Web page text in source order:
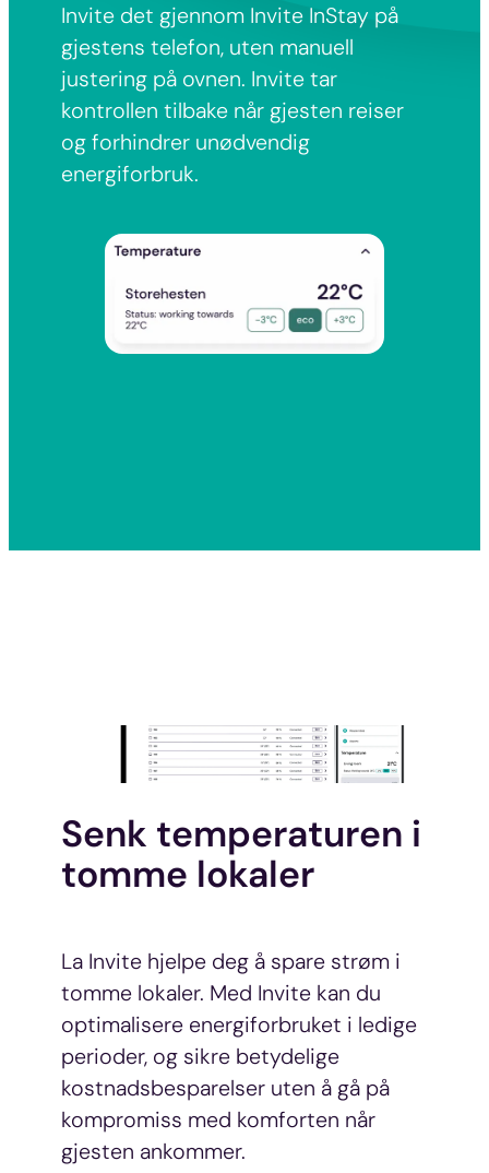
Invite det gjennom Invite InStay på
gjestens telefon, uten manuell
justering på ovnen. Invite tar
kontrollen tilbake når gjesten reiser
og forhindrer unødvendig
energiforbruk.
Senk temperaturen i
tomme lokaler
La Invite hjelpe deg å spare strøm i
tomme lokaler. Med Invite kan du
optimalisere energiforbruket i ledige
perioder, og sikre betydelige
kostnadsbesparelser uten å gå på
kompromiss med komforten når
gjesten ankommer.